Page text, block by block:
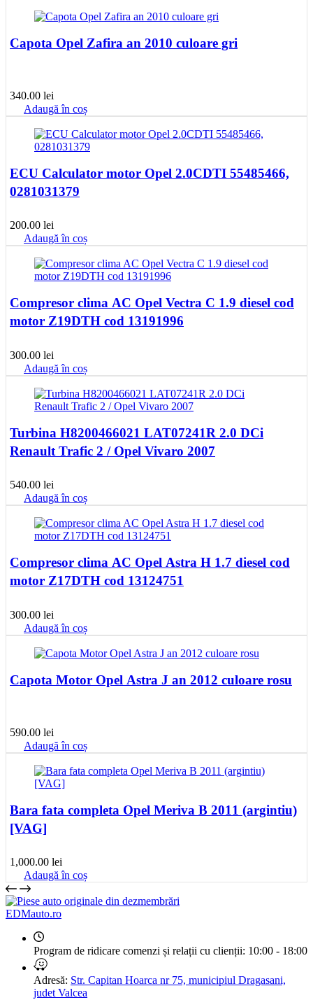
Capota Opel Zafira an 2010 culoare gri
340.00 lei
Adaugă în coș
ECU Calculator motor Opel 2.0CDTI 55485466,
0281031379
200.00 lei
Adaugă în coș
Compresor clima AC Opel Vectra C 1.9 diesel cod
motor Z19DTH cod 13191996
300.00 lei
Adaugă în coș
Turbina H8200466021 LAT07241R 2.0 DCi
Renault Trafic 2 / Opel Vivaro 2007
540.00 lei
Adaugă în coș
Compresor clima AC Opel Astra H 1.7 diesel cod
motor Z17DTH cod 13124751
300.00 lei
Adaugă în coș
Capota Motor Opel Astra J an 2012 culoare rosu
590.00 lei
Adaugă în coș
Bara fata completa Opel Meriva B 2011 (argintiu)
[VAG]
1,000.00 lei
Adaugă în coș
EDMauto.ro
Program de ridicare comenzi și relații cu clienții: 10:00 - 18:00
Adresă: Str. Capitan Hoarca nr 75, municipiul Dragasani,
judet Valcea